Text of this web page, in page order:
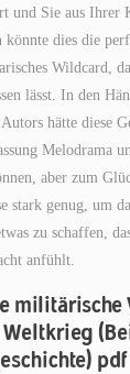
und Sie aus Ihrer
könnte dies die
Wildcard,
lässt. In den
hätte diese
Melodrama
aber zum
stark genug, um
zu schaffen,
anfühlt.
militärische
pdf